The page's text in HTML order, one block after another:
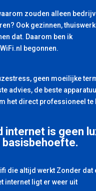
zouden alleen
Ook gezinnen,
dat. Daarom ben ik
begonnen.
geen moeilijke
advies, de beste
het direct professioneel te
internet is geen
basisbehoefte.
die altijd werkt Zonder dat
internet ligt er weer uit